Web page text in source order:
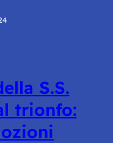
S.S.
trionfo: